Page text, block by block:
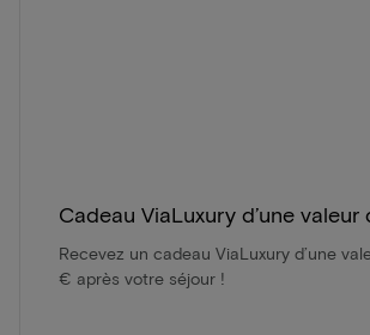
Cadeau ViaLuxury d’une
Recevez un cadeau ViaLuxury d’une
€ après votre séjour !